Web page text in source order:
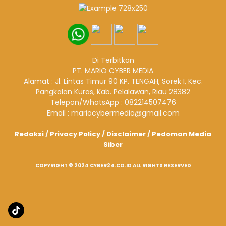
Di Terbitkan
PT. MARIO CYBER MEDIA
Alamat : Jl. Lintas Timur 90 KP. TENGAH, Sorek I, Kec.
Pangkalan Kuras, Kab. Pelalawan, Riau 28382
Telepon/WhatsApp : 082214507476
Email : mariocybermedia@gmail.com
Redaksi/ Privacy Policy/ Disclaimer/ Pedoman Media
Siber
COPYRIGHT © 2024 CYBER24.CO.ID ALL RIGHTS RESERVED